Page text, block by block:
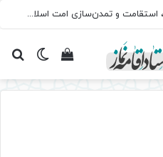
سروده‌ «اربعین»؛ روایت حماسه، استقامت و تمدن‌سازی امت اسلامی
تغییرمشاهده